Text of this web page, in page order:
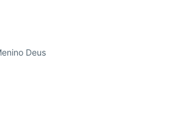
Deus